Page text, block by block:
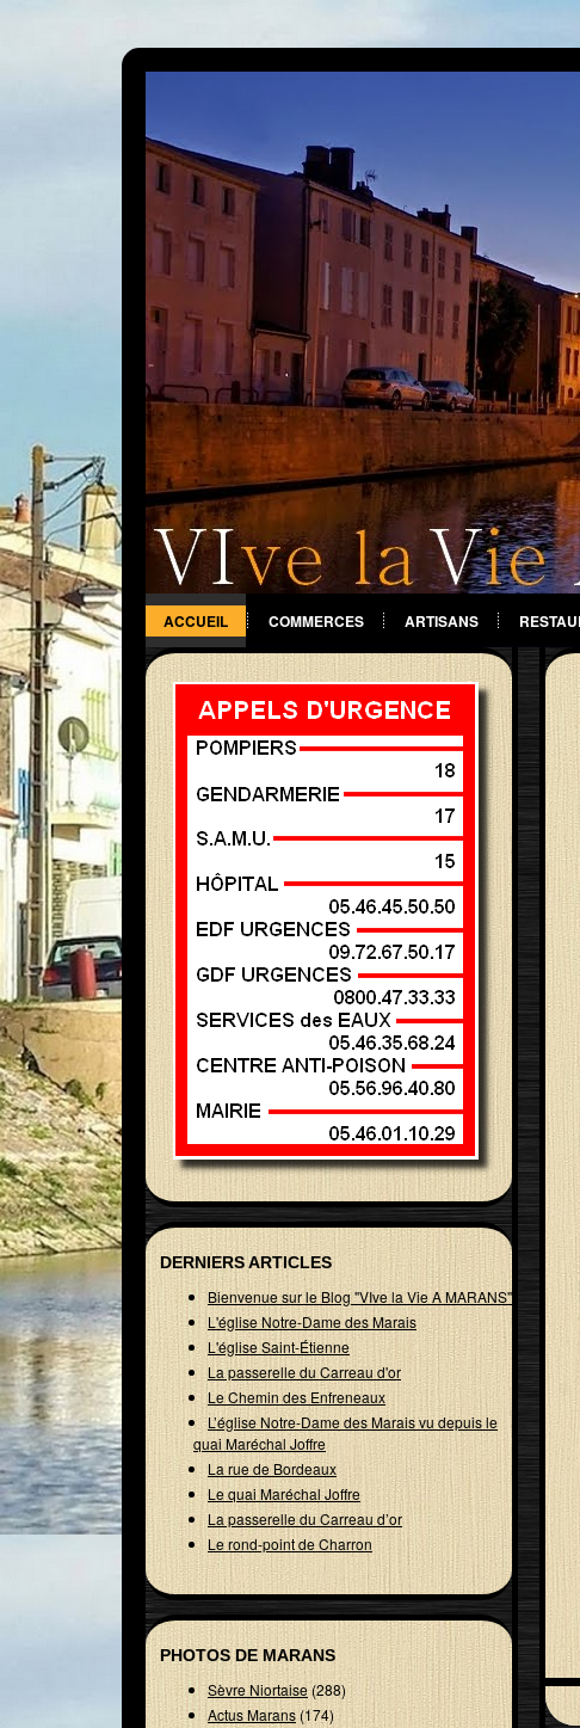
ACCUEIL COMMERCES ARTISANS
DIVERS
DERNIERS ARTICLES
Bienvenue sur le Blog "VIve la Vie A MARANS"
L'église Notre-Dame des Marais
L'église Saint-Étienne
La passerelle du Carreau d'or
Le Chemin des Enfreneaux
L’église Notre-Dame des Marais vu depuis le
quai Maréchal Joffre
La rue de Bordeaux
Le quai Maréchal Joffre
La passerelle du Carreau d’or
Le rond-point de Charron
PHOTOS DE MARANS
Sèvre Niortaise(288)
Actus Marans (174)